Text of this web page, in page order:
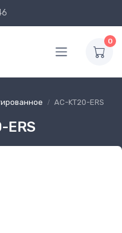
0
AC-KT20-ERS
ERS